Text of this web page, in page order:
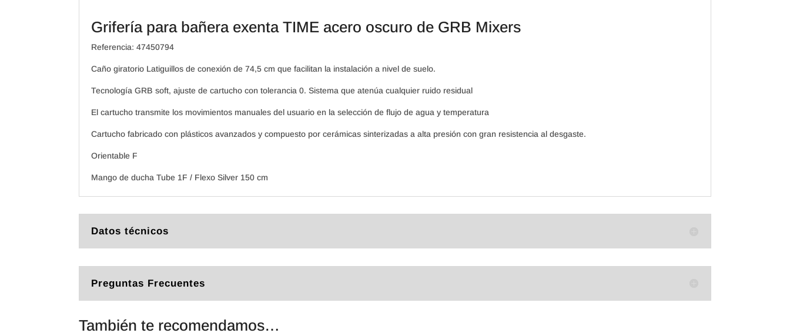
Grifería para bañera exenta TIME acero oscuro de GRB Mixers
Referencia: 47450794
Caño giratorio Latiguillos de conexión de 74,5 cm que facilitan la instalación a nivel de suelo.
Tecnología GRB soft, ajuste de cartucho con tolerancia 0. Sistema que atenúa cualquier ruido residual
El cartucho transmite los movimientos manuales del usuario en la selección de flujo de agua y temperatura
Cartucho fabricado con plásticos avanzados y compuesto por cerámicas sinterizadas a alta presión con gran resistencia al desgaste.
Orientable F
Mango de ducha Tube 1F / Flexo Silver 150 cm
Datos técnicos
Preguntas Frecuentes
También te recomendamos…